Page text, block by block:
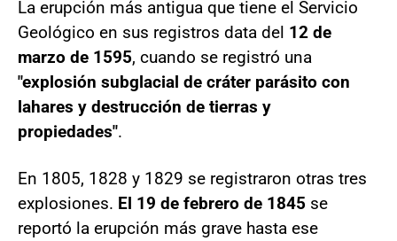
La erupción más antigua que tiene el Servicio
Geológico en sus registros data del 12 de
marzo de 1595, cuando se registró una
"explosión subglacial de cráter parásito con
lahares y destrucción de tierras y
propiedades".
En 1805, 1828 y 1829 se registraron otras tres
explosiones. El 19 de febrero de 1845 se
reportó la erupción más grave hasta ese